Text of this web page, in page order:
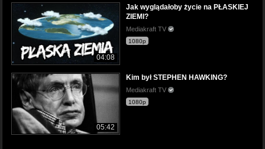
04:08
Jak wyglądałoby życie na PŁASKIEJ
ZIEMI?
Mediakraft TV
1080p
05:42
Kim był STEPHEN HAWKING?
Mediakraft TV
1080p